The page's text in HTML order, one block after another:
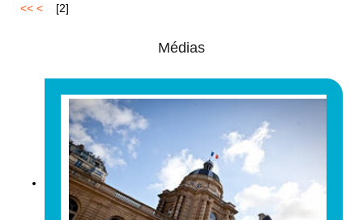
<< < [2]
Médias